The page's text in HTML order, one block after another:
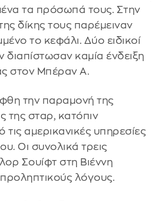
τα πρόσωπά τους. Στην
δίκης τους παρέμειναν
το κεφάλι. Δύο ειδικοί
διαπίστωσαν καμία ένδειξη
στον Μπέραν Α.
την παραμονή της
της σταρ, κατόπιν
αμερικανικές υπηρεσίες
Οι συνολικά τρεις
Σουίφτ στη Βιέννη
λόγους.